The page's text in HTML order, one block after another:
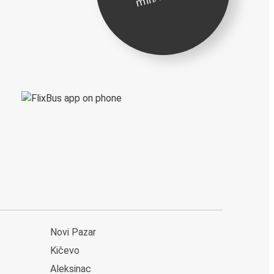
Novi Pazar
Kičevo
Aleksinac